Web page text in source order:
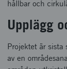
hållbar och
Upplägg
Projektet är sista
av en